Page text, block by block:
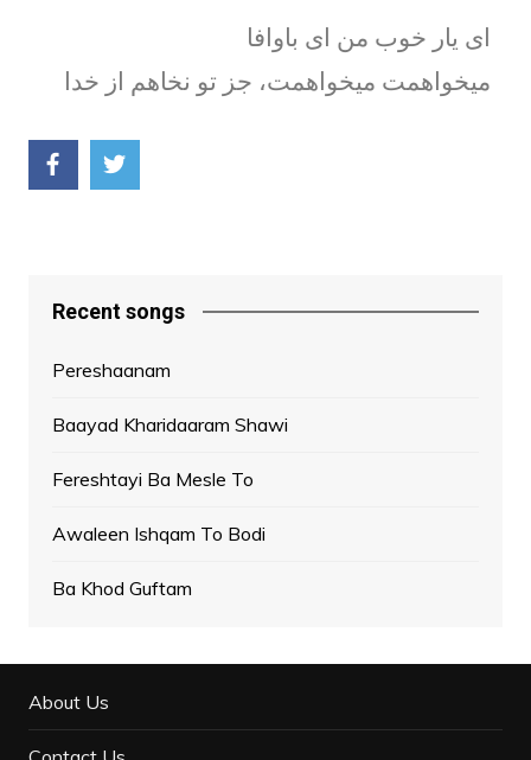
ای یار خوب من ای باوافا
میخواهمت میخواهمت، جز تو نخاهم از خدا
Recent songs
Pereshaanam
Baayad Kharidaaram Shawi
Fereshtayi Ba Mesle To
Awaleen Ishqam To Bodi
Ba Khod Guftam
About Us